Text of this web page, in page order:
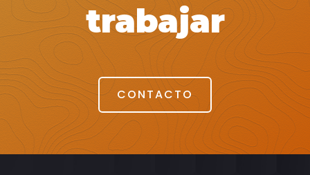
trabajar
CONTACTO